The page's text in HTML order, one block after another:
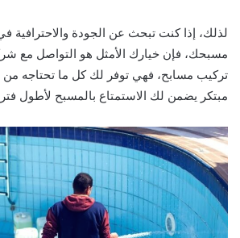
لذلك، إذا كنت تبحث عن الجودة والاحترافية
مسبحك، فإن خيارك الأمثل هو التواصل مع
تركيب مسابح، فهي توفر لك كل ما تحتاجه من
مبتكر يضمن لك الاستمتاع بالمسبح لأطول